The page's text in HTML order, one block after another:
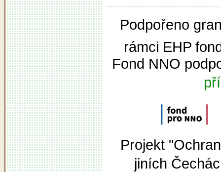
Podpořeno
rámci EHP
Fond NNO
Projekt
jiních